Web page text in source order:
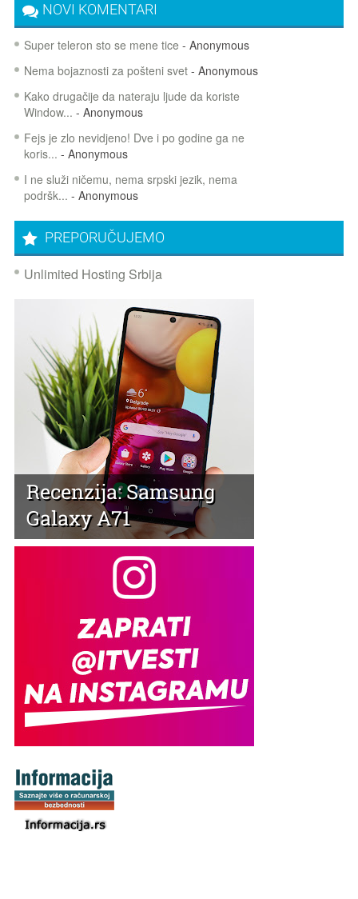
NOVI KOMENTARI
Super teleron sto se mene tice - Anonymous
Nema bojaznosti za pošteni svet- Anonymous
Kako drugačije da nateraju ljude da koriste
Window... - Anonymous
Fejs je zlo nevidjeno! Dve i po godine ga ne
koris... - Anonymous
I ne služi ničemu, nema srpski jezik, nema
podršk... - Anonymous
PREPORUČUJEMO
Unlimited Hosting Srbija
Recenzija: Samsung
Galaxy A71